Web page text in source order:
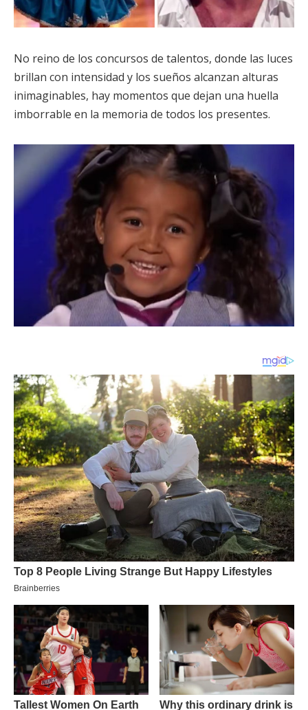
No reino de los concursos de talentos, donde las luces
brillan con intensidad y los sueños alcanzan alturas
inimaginables, hay momentos que dejan una huella
imborrable en la memoria de todos los presentes.